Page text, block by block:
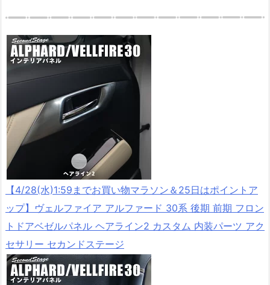
【4/28(水)1:59までお買い物マラソン＆25日はポイントア
ップ】ヴェルファイア アルファード 30系 後期 前期 フロン
トドアベゼルパネル ヘアライン2 カスタム 内装パーツ アク
セサリー セカンドステージ